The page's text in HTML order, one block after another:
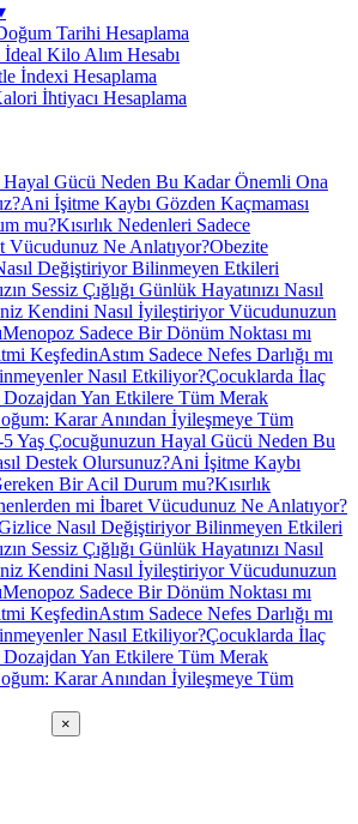
Tarihi Hesaplama
Kilo Alım Hesabı
İndexi Hesaplama
İhtiyacı Hesaplama
Gücü Neden Bu Kadar Önemli Ona
Ani İşitme Kaybı Gözden Kaçmaması
mu?Kısırlık Nedenleri Sadece
Vücudunuz Ne Anlatıyor?Obezite
Değiştiriyor Bilinmeyen Etkileri
Sessiz Çığlığı Günlük Hayatınızı Nasıl
Kendini Nasıl İyileştiriyor Vücudunuzun
Menopoz Sadece Bir Dönüm Noktası mı
KeşfedinAstım Sadece Nefes Darlığı mı
Nasıl Etkiliyor?Çocuklarda İlaç
Yan Etkilere Tüm Merak
Karar Anından İyileşmeye Tüm
5 Yaş Çocuğunuzun Hayal Gücü Neden Bu
Destek Olursunuz?Ani İşitme Kaybı
Bir Acil Durum mu?Kısırlık
mi İbaret Vücudunuz Ne Anlatıyor?
Nasıl Değiştiriyor Bilinmeyen Etkileri
Sessiz Çığlığı Günlük Hayatınızı Nasıl
Kendini Nasıl İyileştiriyor Vücudunuzun
Menopoz Sadece Bir Dönüm Noktası mı
KeşfedinAstım Sadece Nefes Darlığı mı
Nasıl Etkiliyor?Çocuklarda İlaç
Yan Etkilere Tüm Merak
Karar Anından İyileşmeye Tüm
×